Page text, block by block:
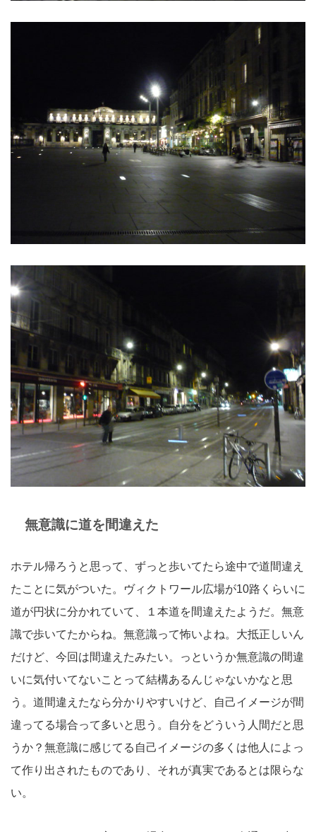
無意識に道を間違えた
ホテル帰ろうと思って、ずっと歩いてたら途中で道間違え
たことに気がついた。ヴィクトワール広場が10路くらいに
道が円状に分かれていて、１本道を間違えたようだ。無意
識で歩いてたからね。無意識って怖いよね。大抵正しいん
だけど、今回は間違えたみたい。っというか無意識の間違
いに気付いてないことって結構あるんじゃないかなと思
う。道間違えたなら分かりやすいけど、自己イメージが間
違ってる場合って多いと思う。自分をどういう人間だと思
うか？無意識に感じてる自己イメージの多くは他人によっ
て作り出されたものであり、それが真実であるとは限らな
い。